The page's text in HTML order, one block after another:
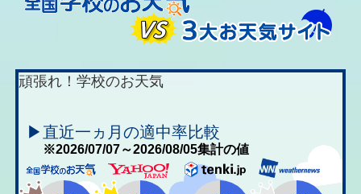
頑張れ！学校のお天気
▶直近一ヵ月の適中率比較
※2026/07/07～2026/08/05集計の値